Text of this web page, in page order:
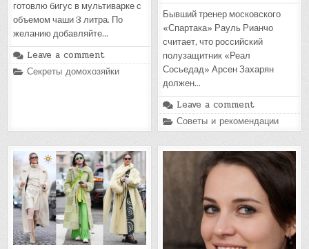
готовлю бигус в мультиварке с
объемом чаши 3 литра. По
желанию добавляйте…
Leave a comment
Posted
Секреты домохозяйки
Бывший тренер московского
«Спартака» Рауль Рианчо
считает, что российский
полузащитник «Реал
Сосьедад» Арсен Захарян
должен…
Leave a comment
Posted
in
Советы и рекомендации